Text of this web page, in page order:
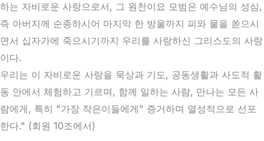
하는 자비로운 사랑으로서, 그 원천이요 모범은 예수님의 성심,
즉 아버지께 순종하시어 마지막 한 방울까지 피와 물을 쏟으시
면서 십자가에 죽으시기까지 우리를 사랑하신 그리스도의 사랑
이다.
우리는 이 자비로운 사랑을 묵상과 기도, 공동생활과 사도적 활
동 안에서 체험하고 기르며, 함께 일하는 사람, 만나는 모든 사
람에게, 특히 "가장 작은이들에게" 증거하며 열성적으로 선포
한다." (회원 10조에서)